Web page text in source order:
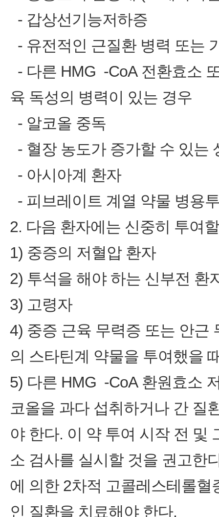
‑ 갑상선기능저하증
‑ 유전적인 근질환 병력 또는
‑ 다른 HMG ‑CoA 전환효소
육 독성의 병력이 있는 경우
‑ 알코올 중독
‑ 혈장 농도가 증가할 수 있는
‑ 아시아계 환자
‑ 피브레이트 계열 약물 병용
2. 다음 환자에는 신중히 투여
1) 중증의 저혈압 환자
2) 투석을 해야 하는 신부전 환
3) 고령자
4) 중증 근육 무력증 또는 안근
의 스타틴계 약물을 투여했을
5) 다른 HMG ‑CoA 환원효소
코올을 과다 섭취하거나 간 질
야 한다. 이 약 투여 시작 전 및
소 검사를 실시할 것을 권고한
에 의한 2차적 고콜레스테롤
인 질환을 치료해야 한다.